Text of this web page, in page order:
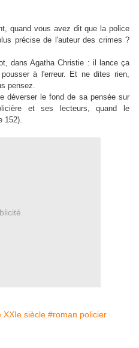
quand vous avez dit que la police
précise de l'auteur des crimes ?
dans Agatha Christie : il lance ça
à l'erreur. Et ne dites rien,
pensez.
déverser le fond de sa pensée sur
et ses lecteurs, quand le
152).
XXIe siècle #roman policier